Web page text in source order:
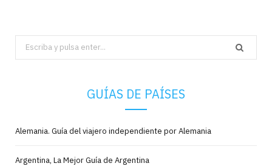
Search
for:
GUÍAS DE PAÍSES
Alemania. Guía del viajero independiente por Alemania
Argentina, La Mejor Guía de Argentina